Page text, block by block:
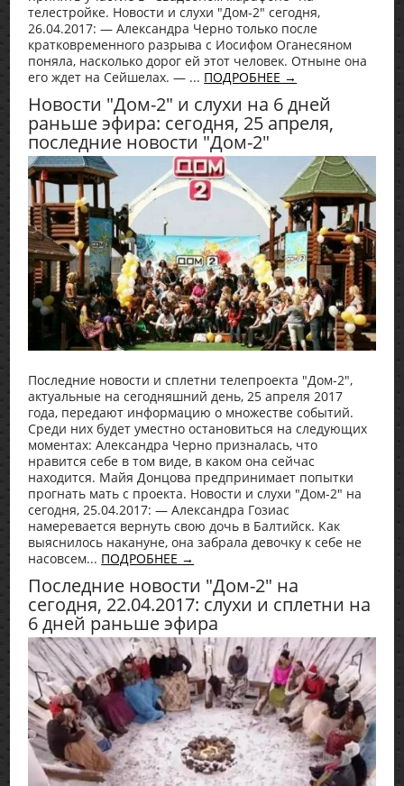
телестройке. Новости и слухи "Дом-2" сегодня,
26.04.2017: — Александра Черно только после
кратковременного разрыва с Иосифом Оганесяном
поняла, насколько дорог ей этот человек. Отныне она
его ждет на Сейшелах. — ... ПОДРОБНЕЕ →
Новости "Дом-2" и слухи на 6 дней
раньше эфира: сегодня, 25 апреля,
последние новости "Дом-2"
Последние новости и сплетни телепроекта "Дом-2",
актуальные на сегодняшний день, 25 апреля 2017
года, передают информацию о множестве событий.
Среди них будет уместно остановиться на следующих
моментах: Александра Черно призналась, что
нравится себе в том виде, в каком она сейчас
находится. Майя Донцова предпринимает попытки
прогнать мать с проекта. Новости и слухи "Дом-2" на
сегодня, 25.04.2017: — Александра Гозиас
намеревается вернуть свою дочь в Балтийск. Как
выяснилось накануне, она забрала девочку к себе не
насовсем... ПОДРОБНЕЕ →
Последние новости "Дом-2" на
сегодня, 22.04.2017: слухи и сплетни на
6 дней раньше эфира